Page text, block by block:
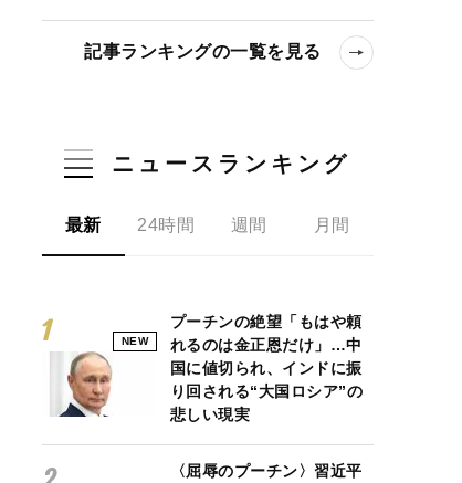
記事ランキングの一覧を見る
ニュースランキング
最新 24時間 週間 月間
NEW
プーチンの絶望「もはや頼
れるのは金正恩だけ」…中
国に値切られ、インドに振
り回される“大国ロシア”の
悲しい現実
〈屈辱のプーチン〉習近平